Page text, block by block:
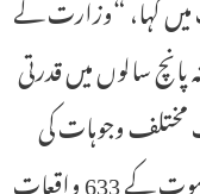
سالوں میں قدرتی
وجوہات کی
وجہ سے بیرون ملک ہندوستانی طلباء کی موت کے 633 واقعات